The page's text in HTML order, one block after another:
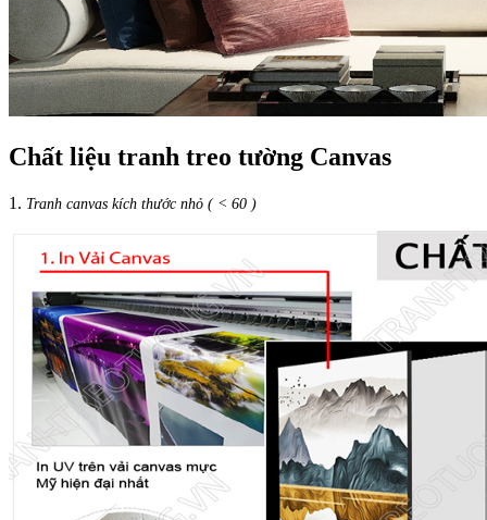
Chất liệu tranh treo tường Canvas
1. Tranh canvas kích thước nhỏ ( < 60 )